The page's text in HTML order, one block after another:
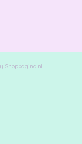
Shoppagina.nl